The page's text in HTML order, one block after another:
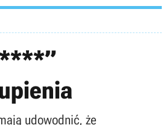
udowodnić, że